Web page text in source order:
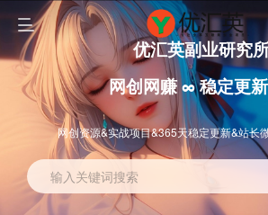
优汇英副业研究
网创网赚 ∞ 稳定更新
网创资源&实战项目&365天稳定更新&站长
输入关键词搜索